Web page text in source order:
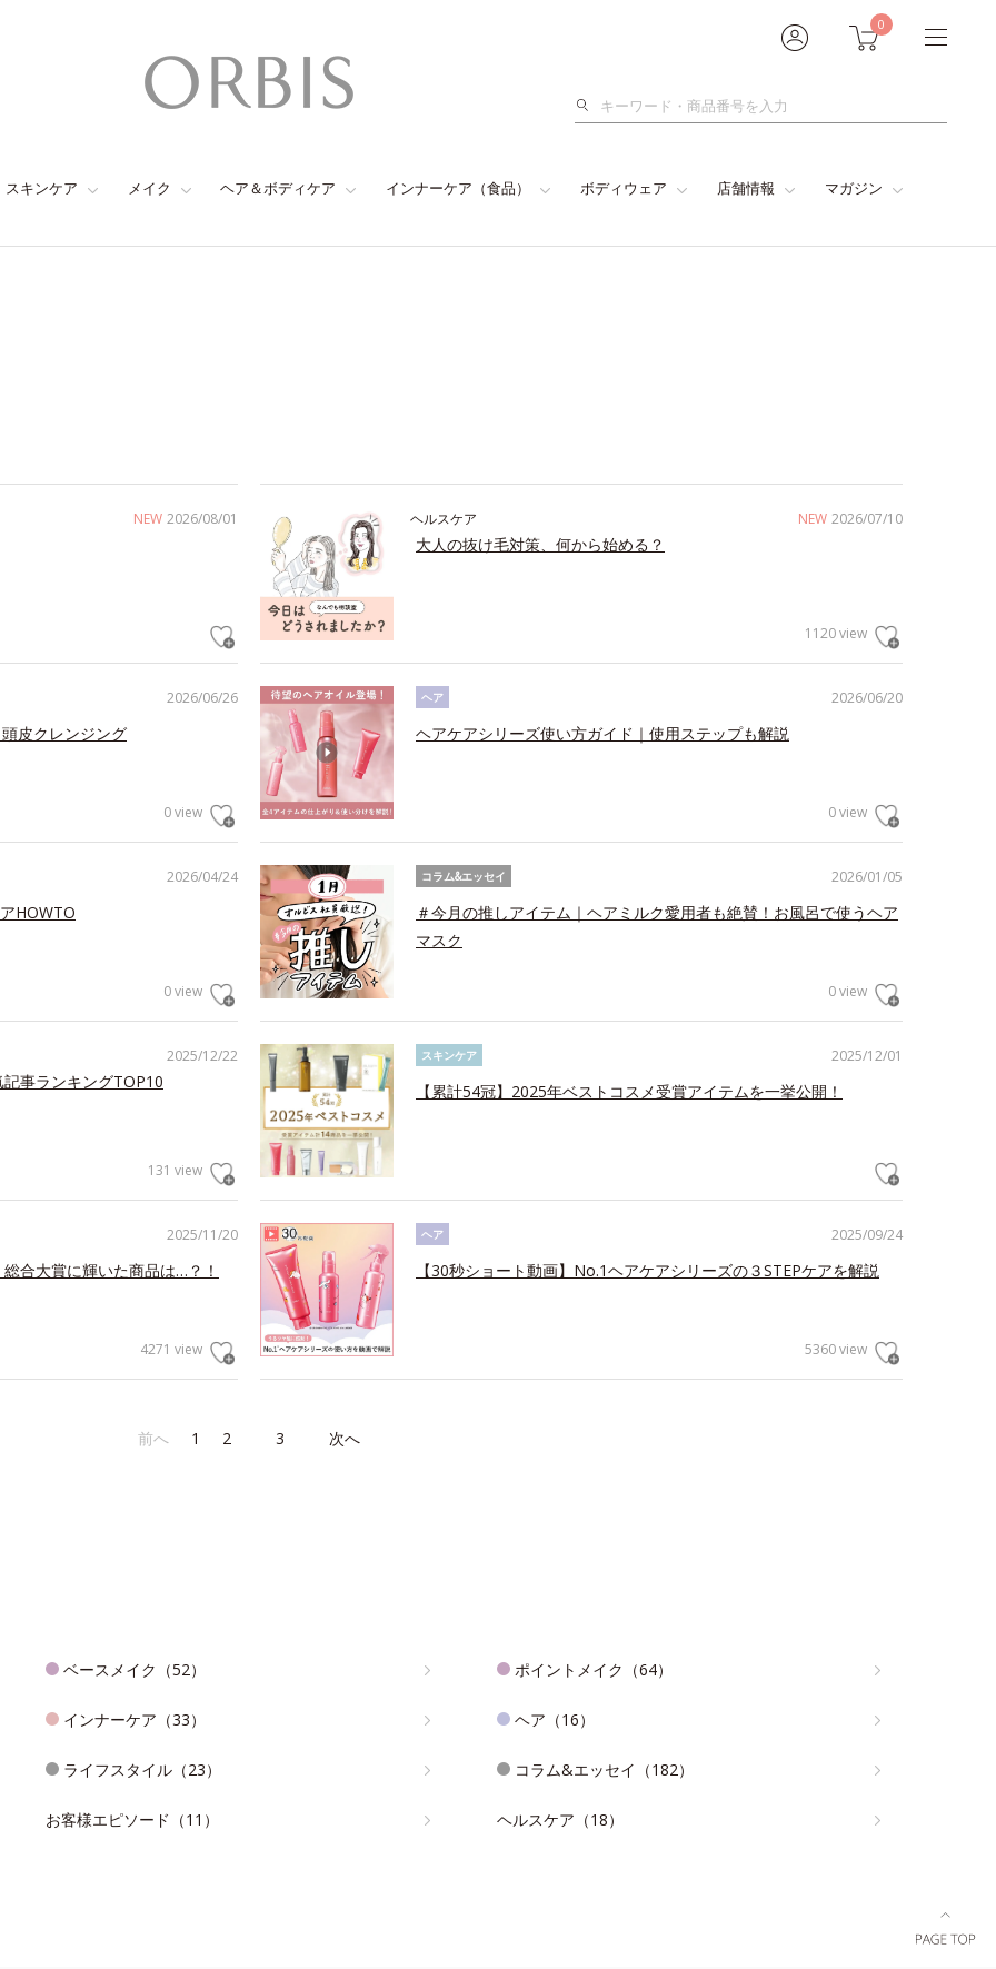
0
検
スキンケア メイク ヘア＆ボディケア インナーケア（食品） ボディウェア 店舗情報 マガジン
NEW 2026/08/01 NEW 2026/07/10
ヘルスケア
大人の抜け毛対策、何から始める？
1120 view
2026/06/26
皮クレンジング
0 view
2026/06/20
ヘア
ヘアケアシリーズ使い方ガイド｜使用ステップも解説
0 view
2026/04/24
HOWTO
0 view
2026/01/05
コラム&エッセイ
＃今月の推しアイテム｜ヘアミルク愛用者も絶賛！お風呂で使うヘア
マスク
0 view
2025/12/22
事ランキングTOP10
131 view
2025/12/01
スキンケア
【累計54冠】2025年ベストコスメ受賞アイテムを一挙公開！
2025/11/20
合大賞に輝いた商品は…？！
4271 view
2025/09/24
ヘア
【30秒ショート動画】No.1ヘアケアシリーズの３STEPケアを解説
5360 view
前へ 1 2 3 次へ
ベースメイク（52） ポイントメイク（64）
インナーケア（33） ヘア（16）
ライフスタイル（23） コラム&エッセイ（182）
お客様エピソード（11） ヘルスケア（18）